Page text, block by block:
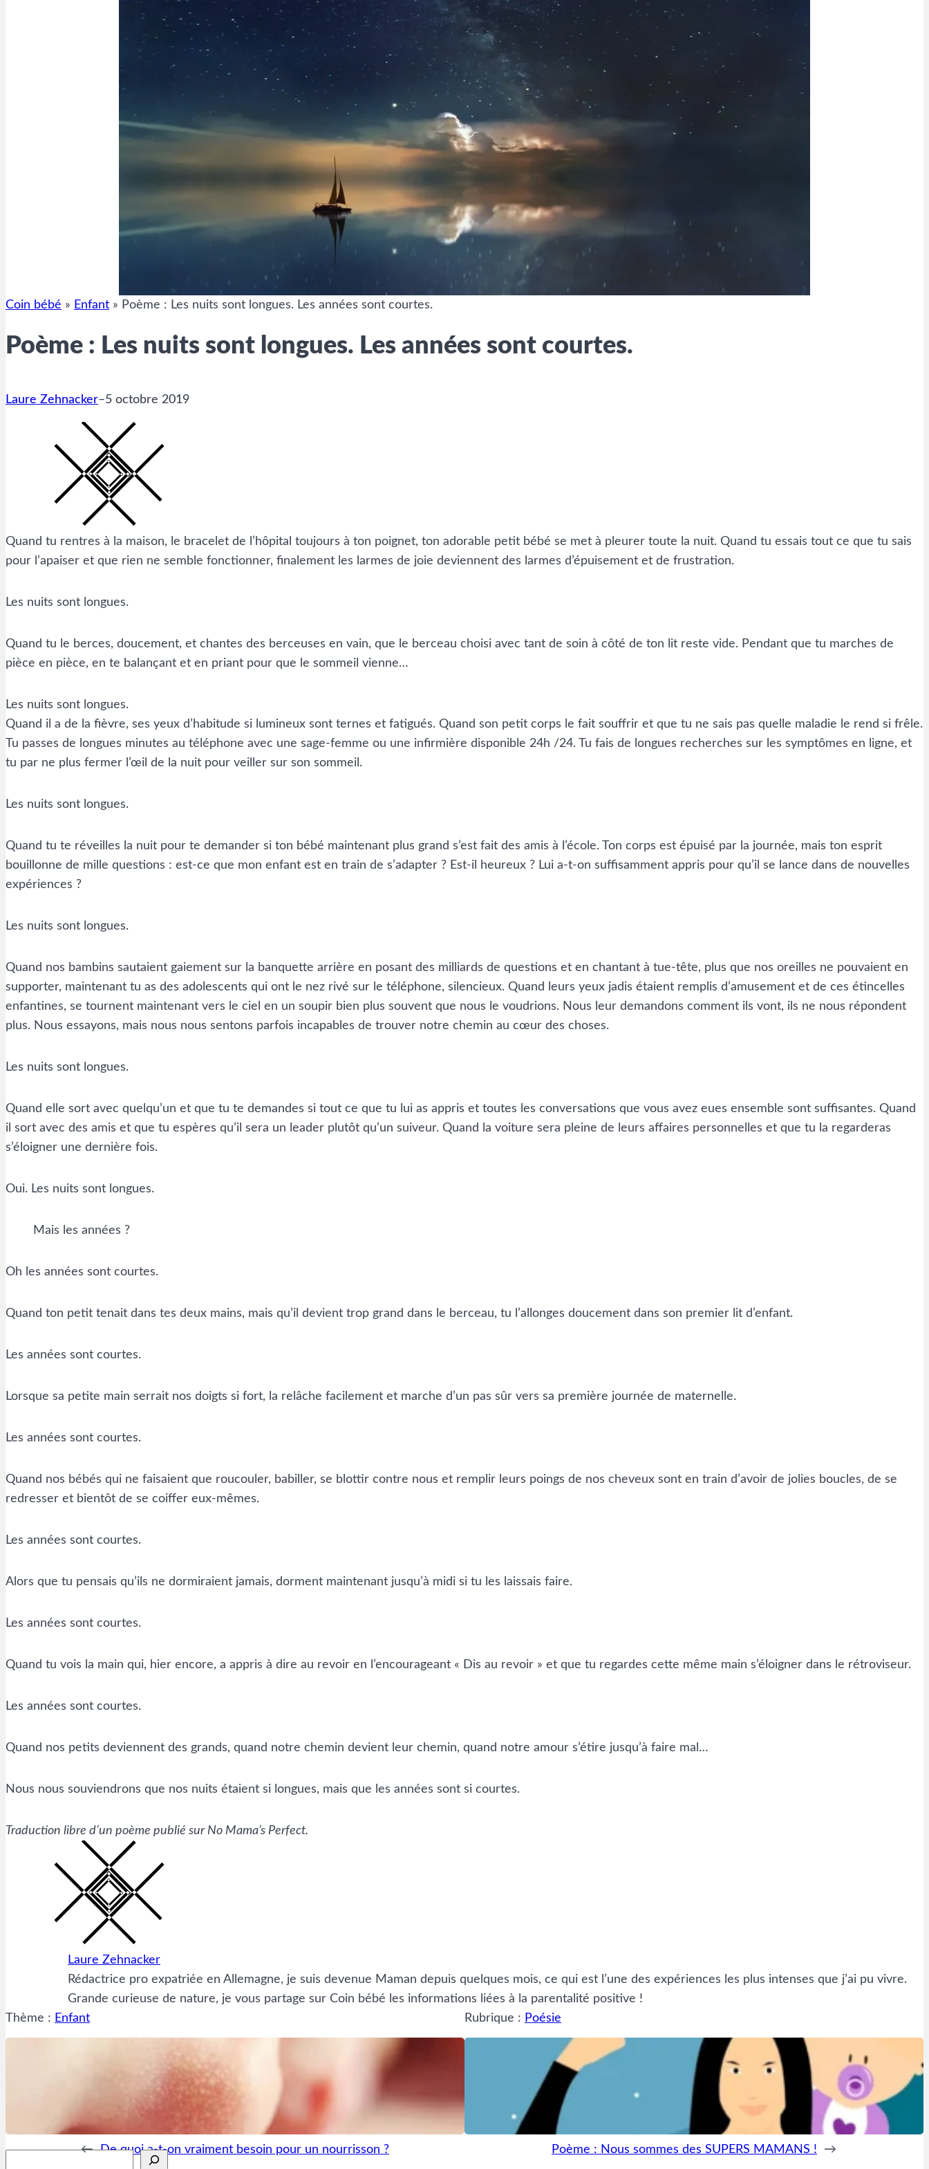
Coin bébé » Enfant » Poème : Les nuits sont longues. Les années sont courtes.
Poème : Les nuits sont longues. Les années sont courtes.
Laure Zehnacker–5 octobre 2019
Quand tu rentres à la maison, le bracelet de l’hôpital toujours à ton poignet, ton adorable petit bébé se met à pleurer toute la nuit. Quand tu essais tout ce que tu sais
pour l’apaiser et que rien ne semble fonctionner, finalement les larmes de joie deviennent des larmes d’épuisement et de frustration.
Les nuits sont longues.
Quand tu le berces, doucement, et chantes des berceuses en vain, que le berceau choisi avec tant de soin à côté de ton lit reste vide. Pendant que tu marches de
pièce en pièce, en te balançant et en priant pour que le sommeil vienne…
Les nuits sont longues.
Quand il a de la fièvre, ses yeux d’habitude si lumineux sont ternes et fatigués. Quand son petit corps le fait souffrir et que tu ne sais pas quelle maladie le rend si frêle.
Tu passes de longues minutes au téléphone avec une sage-femme ou une infirmière disponible 24h /24. Tu fais de longues recherches sur les symptômes en ligne, et
tu par ne plus fermer l’œil de la nuit pour veiller sur son sommeil.
Les nuits sont longues.
Quand tu te réveilles la nuit pour te demander si ton bébé maintenant plus grand s’est fait des amis à l’école. Ton corps est épuisé par la journée, mais ton esprit
bouillonne de mille questions : est-ce que mon enfant est en train de s’adapter ? Est-il heureux ? Lui a-t-on suffisamment appris pour qu’il se lance dans de nouvelles
expériences ?
Les nuits sont longues.
Quand nos bambins sautaient gaiement sur la banquette arrière en posant des milliards de questions et en chantant à tue-tête, plus que nos oreilles ne pouvaient en
supporter, maintenant tu as des adolescents qui ont le nez rivé sur le téléphone, silencieux. Quand leurs yeux jadis étaient remplis d’amusement et de ces étincelles
enfantines, se tournent maintenant vers le ciel en un soupir bien plus souvent que nous le voudrions. Nous leur demandons comment ils vont, ils ne nous répondent
plus. Nous essayons, mais nous nous sentons parfois incapables de trouver notre chemin au cœur des choses.
Les nuits sont longues.
Quand elle sort avec quelqu’un et que tu te demandes si tout ce que tu lui as appris et toutes les conversations que vous avez eues ensemble sont suffisantes. Quand
il sort avec des amis et que tu espères qu’il sera un leader plutôt qu’un suiveur. Quand la voiture sera pleine de leurs affaires personnelles et que tu la regarderas
s’éloigner une dernière fois.
Oui. Les nuits sont longues.
Mais les années ?
Oh les années sont courtes.
Quand ton petit tenait dans tes deux mains, mais qu’il devient trop grand dans le berceau, tu l’allonges doucement dans son premier lit d’enfant.
Les années sont courtes.
Lorsque sa petite main serrait nos doigts si fort, la relâche facilement et marche d’un pas sûr vers sa première journée de maternelle.
Les années sont courtes.
Quand nos bébés qui ne faisaient que roucouler, babiller, se blottir contre nous et remplir leurs poings de nos cheveux sont en train d’avoir de jolies boucles, de se
redresser et bientôt de se coiffer eux-mêmes.
Les années sont courtes.
Alors que tu pensais qu’ils ne dormiraient jamais, dorment maintenant jusqu’à midi si tu les laissais faire.
Les années sont courtes.
Quand tu vois la main qui, hier encore, a appris à dire au revoir en l’encourageant « Dis au revoir » et que tu regardes cette même main s’éloigner dans le rétroviseur.
Les années sont courtes.
Quand nos petits deviennent des grands, quand notre chemin devient leur chemin, quand notre amour s’étire jusqu’à faire mal…
Nous nous souviendrons que nos nuits étaient si longues, mais que les années sont si courtes.
Traduction libre d’un poème publié sur No Mama’s Perfect.
Laure Zehnacker
Rédactrice pro expatriée en Allemagne, je suis devenue Maman depuis quelques mois, ce qui est l’une des expériences les plus intenses que j’ai pu vivre.
Grande curieuse de nature, je vous partage sur Coin bébé les informations liées à la parentalité positive !
Thème : Enfant
← De quoi a-t-on vraiment besoin pour un nourrisson ?
Rubrique : Poésie
Poème : Nous sommes des SUPERS MAMANS ! →